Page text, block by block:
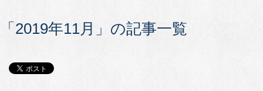
「2019年11月」の記事一覧